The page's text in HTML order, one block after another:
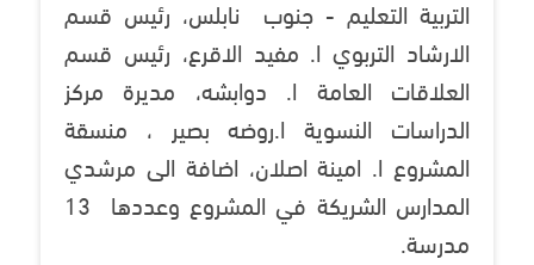
التربية التعليم - جنوب نابلس، رئيس قسم
الارشاد التربوي ا. مفيد الاقرع، رئيس قسم
العلاقات العامة ا. دوابشه، مديرة مركز
الدراسات النسوية ا.روضه بصير ، منسقة
المشروع ا. امينة اصلان، اضافة الى مرشدي
المدارس الشريكة في المشروع وعددها 13
مدرسة.